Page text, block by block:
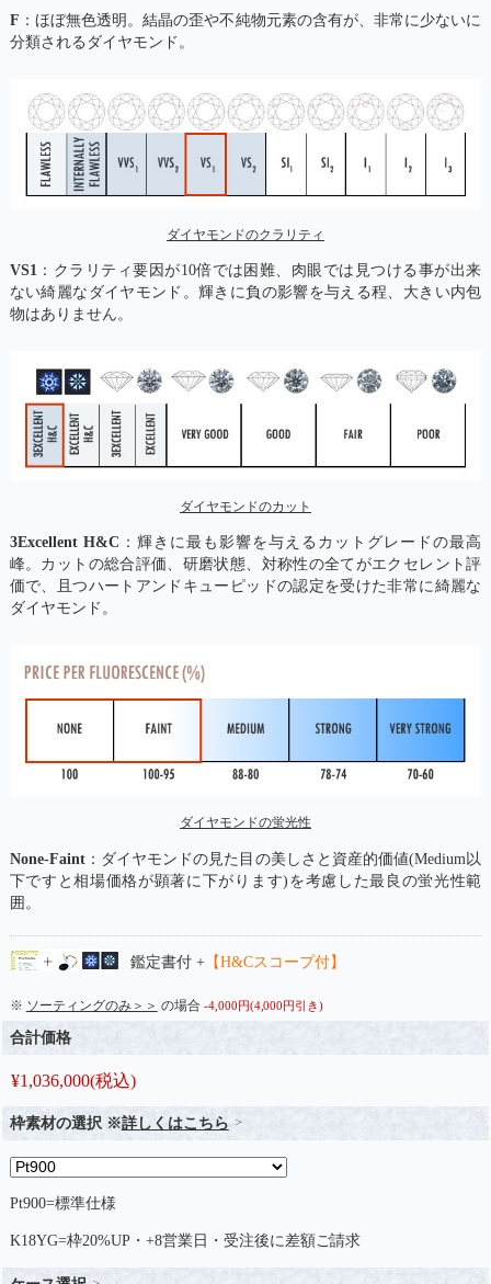
F ：ほぼ無色透明。結晶の歪や不純物元素の含有が、非常に少ないに
分類されるダイヤモンド。
ダイヤモンドのクラリティ
VS1：クラリティ要因が10倍では困難、肉眼では見つける事が出来
ない綺麗なダイヤモンド。輝きに負の影響を与える程、大きい内包
物はありません。
ダイヤモンドのカット
3Excellent H&C ：輝きに最も影響を与えるカットグレードの最高
峰。カットの総合評価、研磨状態、対称性の全てがエクセレント評
価で、且つハートアンドキューピッドの認定を受けた非常に綺麗な
ダイヤモンド。
ダイヤモンドの蛍光性
None-Faint：ダイヤモンドの見た目の美しさと資産的価値(Medium以
下ですと相場価格が顕著に下がります)を考慮した最良の蛍光性範
囲。
鑑定書付 +【H&Cスコープ付】
※ ソーティングのみ＞＞ の場合 -4,000円(4,000円引き)
合計価格
¥1,036,000(税込)
枠素材の選択 ※詳しくはこちら
Pt900=標準仕様
K18YG=枠20%UP・+8営業日・受注後に差額ご請求